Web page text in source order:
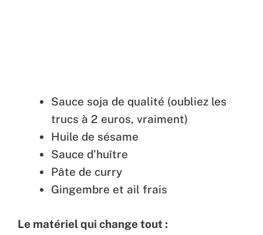
Sauce soja de qualité (oubliez les
trucs à 2 euros, vraiment)
Huile de sésame
Sauce d’huître
Pâte de curry
Gingembre et ail frais
Le matériel qui change tout :